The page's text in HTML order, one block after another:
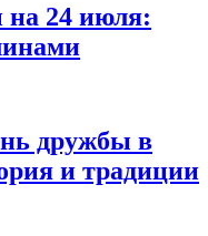
24 июля:
дружбы в
и традиции